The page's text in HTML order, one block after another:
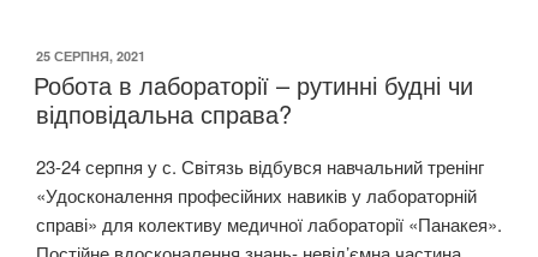
ОПУБЛІКОВАНО
25 СЕРПНЯ, 2021
Робота в лабораторії – рутинні будні чи
відповідальна справа?
23-24 серпня у с. Світязь відбувся навчальний тренінг
«Удосконалення професійних навиків у лабораторній
справі» для колективу медичної лабораторії «Панакея».